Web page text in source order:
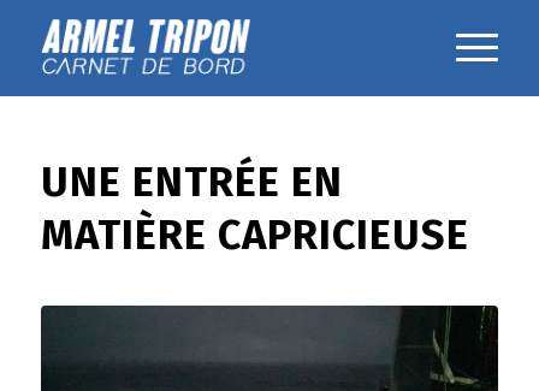
UNE ENTRÉE EN
MATIÈRE CAPRICIEUSE